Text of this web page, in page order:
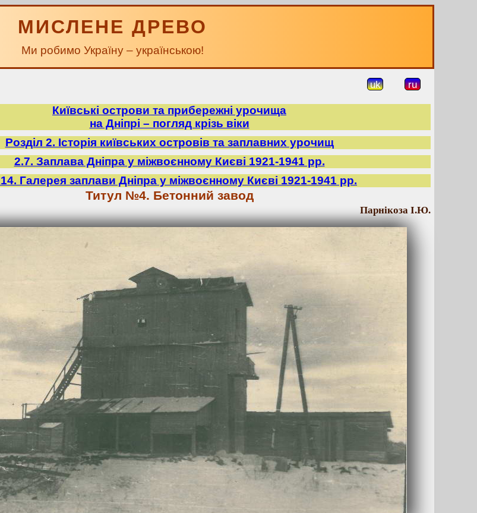
МИСЛЕНЕ ДРЕВО
Ми робимо Україну – українською!
uk ru
Київські острови та прибережні урочища
на Дніпрі – погляд крізь віки
Розділ 2. Історія київських островів та заплавних урочищ
2.7. Заплава Дніпра у міжвоєнному Києві 1921-1941 рр.
Галерея заплави Дніпра у міжвоєнному Києві 1921-1941 рр.
Титул №4. Бетонний завод
Парнікоза І.Ю.